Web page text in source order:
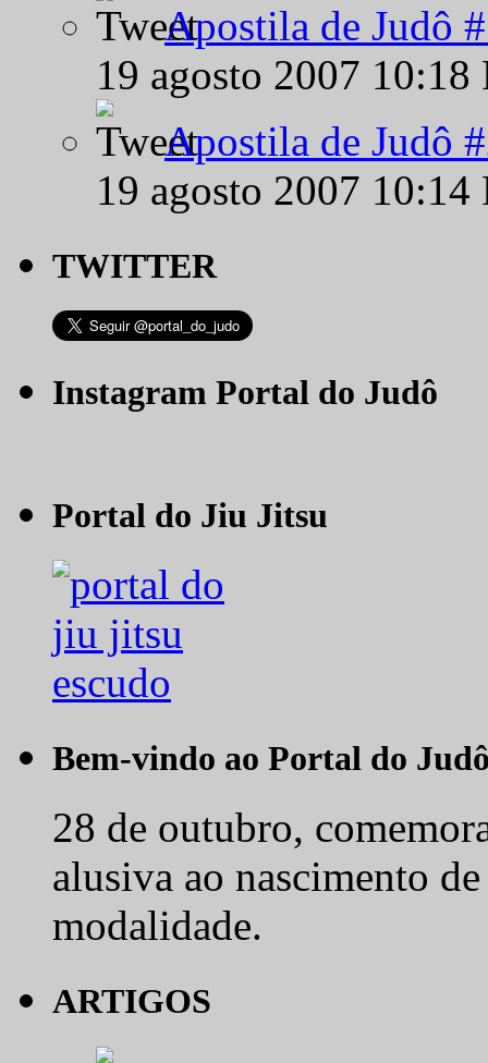
Apostila de Judô
19 agosto 2007
Apostila de Judô
19 agosto 2007
TWITTER
Instagram Portal do Judô
Portal do Jiu Jitsu
Bem-vindo ao Portal do
28 de outubro,
alusiva ao nascimento
modalidade.
ARTIGOS